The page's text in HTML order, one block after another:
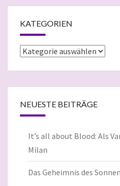
KATEGORIEN
Kategorien
NEUESTE BEITRÄGE
It’s all about Blood: Als
Milan
Das Geheimnis des